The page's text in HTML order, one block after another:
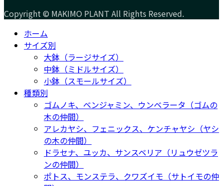
Copyright © MAKIMO PLANT All Rights Reserved.
ホーム
サイズ別
大鉢（ラージサイズ）
中鉢（ミドルサイズ）
小鉢（スモールサイズ）
種類別
ゴムノキ、ベンジャミン、ウンベラータ（ゴムの
木の仲間）
アレカヤシ、フェニックス、ケンチャヤシ（ヤシ
の木の仲間）
ドラセナ、ユッカ、サンスベリア（リュウゼツラ
ンの仲間）
ポトス、モンステラ、クワズイモ（サトイモの仲